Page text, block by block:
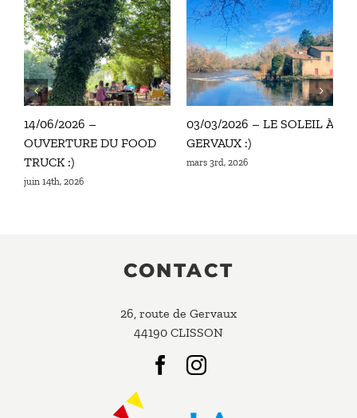
14/06/2026 –
OUVERTURE DU FOOD
TRUCK :)
juin 14th, 2026
03/03/2026 – LE SOLEIL À
GERVAUX :)
mars 3rd, 2026
CONTACT
26, route de Gervaux
44190 CLISSON